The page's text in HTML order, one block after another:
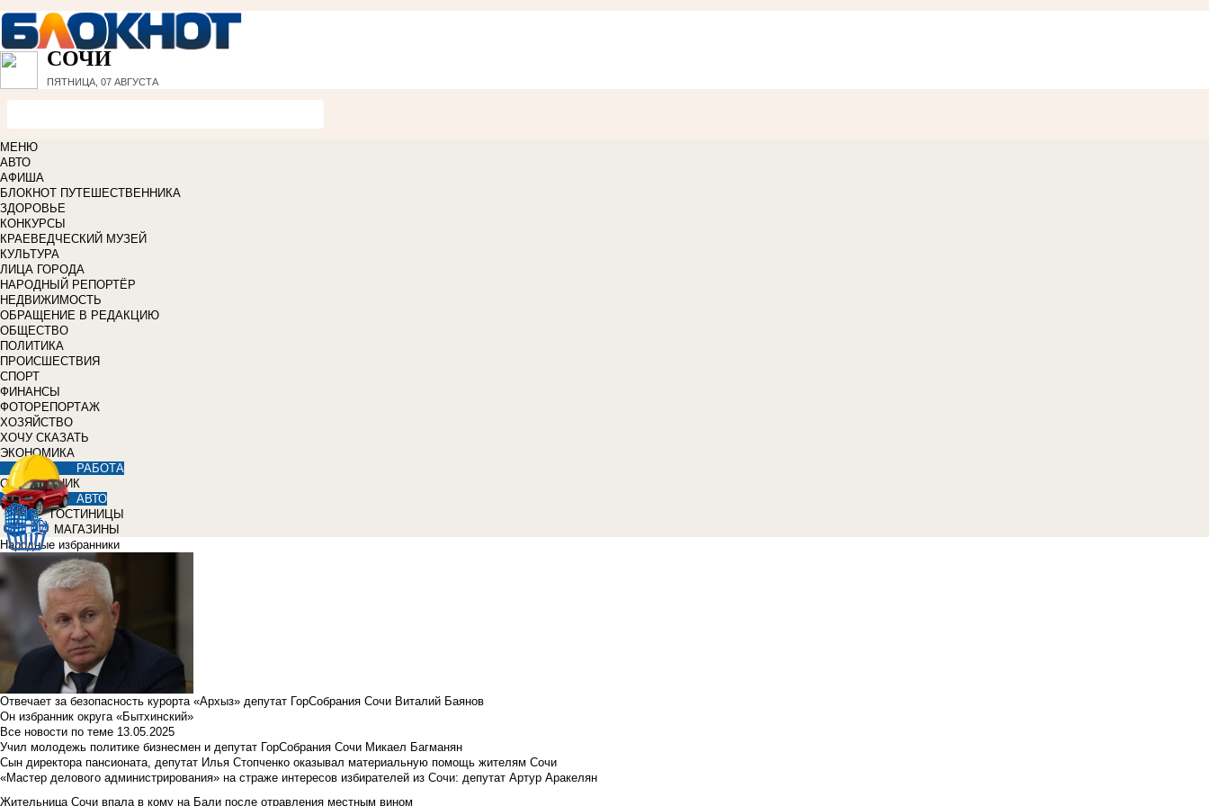
СОЧИ
ПЯТНИЦА, 07 АВГУСТА
МЕНЮ
АВТО
АФИША
БЛОКНОТ ПУТЕШЕСТВЕННИКА
ЗДОРОВЬЕ
КОНКУРСЫ
КРАЕВЕДЧЕСКИЙ МУЗЕЙ
КУЛЬТУРА
ЛИЦА ГОРОДА
НАРОДНЫЙ РЕПОРТЁР
НЕДВИЖИМОСТЬ
ОБРАЩЕНИЕ В РЕДАКЦИЮ
ОБЩЕСТВО
ПОЛИТИКА
ПРОИСШЕСТВИЯ
СПОРТ
ФИНАНСЫ
ФОТОРЕПОРТАЖ
ХОЗЯЙСТВО
ХОЧУ СКАЗАТЬ
ЭКОНОМИКА
РАБОТА
СПРАВОЧНИК
АВТО
ГОСТИНИЦЫ
МАГАЗИНЫ
Народные избранники
Отвечает за безопасность курорта «Архыз» депутат ГорСобрания Сочи Виталий Баянов
Он избранник округа «Бытхинский»
Все новости по теме 13.05.2025
Учил молодежь политике бизнесмен и депутат ГорСобрания Сочи Микаел Багманян
Сын директора пансионата, депутат Илья Стопченко оказывал материальную помощь жителям Сочи
«Мастер делового администрирования» на страже интересов избирателей из Сочи: депутат Артур Аракелян
Жительница Сочи впала в кому на Бали после отравления местным вином